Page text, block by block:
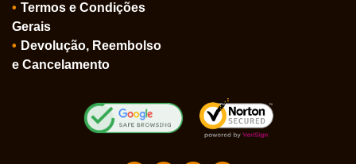
Termos e Condições
Gerais
Devolução, Reembolso
e Cancelamento